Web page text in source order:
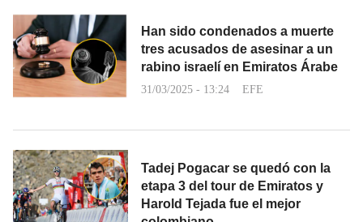
Han sido condenados a muerte
tres acusados de asesinar a un
rabino israelí en Emiratos Árabe
31/03/2025 - 13:24 EFE
Tadej Pogacar se quedó con la
etapa 3 del tour de Emiratos y
Harold Tejada fue el mejor